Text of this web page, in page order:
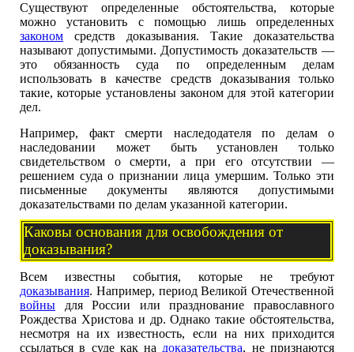
Существуют определенные обстоятельства, которые
можно установить с помощью лишь определенных
законом средств доказывания. Такие доказательства
называют допустимыми. Допустимость доказательств —
это обязанность суда по определенным делам
использовать в качестве средств доказывания только
такие, которые установлены законом для этой категории
дел.
Например, факт смерти наследодателя по делам о
наследовании может быть установлен только
свидетельством о смерти, а при его отсутствии —
решением суда о признании лица умершим. Только эти
письменные документы являются допустимыми
доказательствами по делам указанной категории.
Каковы основания для освобождения от
доказывания?
Всем известны события, которые не требуют
доказывания. Например, период Великой Отечественной
войны для России или празднование православного
Рождества Христова и др. Однако такие обстоятельства,
несмотря на их известность, если на них приходится
ссылаться в суде как на доказательства, не признаются